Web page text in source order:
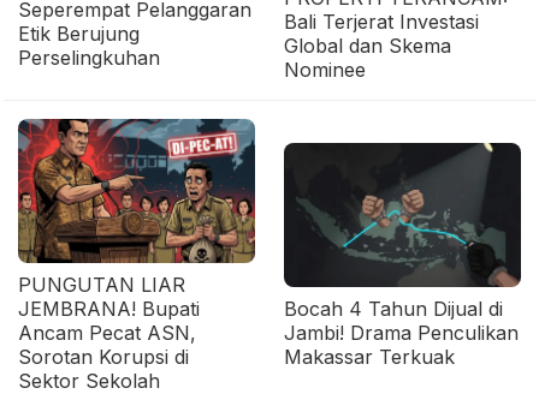
Seperempat Pelanggaran
Etik Berujung
Perselingkuhan
Bali Terjerat Investasi
Global dan Skema
Nominee
PUNGUTAN LIAR
JEMBRANA! Bupati
Ancam Pecat ASN,
Sorotan Korupsi di
Sektor Sekolah
Bocah 4 Tahun Dijual di
Jambi! Drama Penculikan
Makassar Terkuak